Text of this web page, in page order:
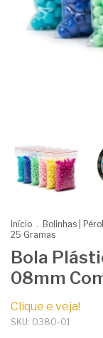
Início . Bolinhas |
25 Gramas
Bola
08mm
Clique e veja!
SKU: 0380-01